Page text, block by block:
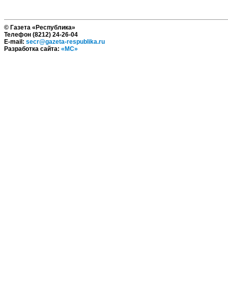
© Газета «Республика»
Телефон (8212) 24-26-04
E-mail: secr@gazeta-respublika.ru
Разработка сайта: «МС»